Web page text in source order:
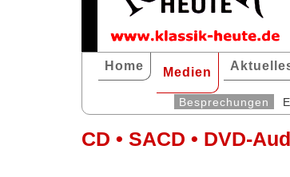
Home Medien
Besprechungen
CD • SACD • DVD-